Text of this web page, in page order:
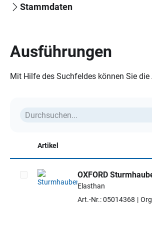
Stammdaten
Ausführungen
Mit Hilfe des Suchfeldes können Sie
Artikel
Artikel auswählen
OXFORD
Elasthan
Art.-Nr.: 05014368